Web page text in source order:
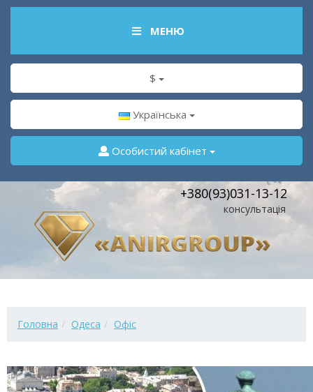
МЕНЮ
$
Українська
Особистий кабінет
+380(93)031-13-12
консультація
Головна Одеса Офіс